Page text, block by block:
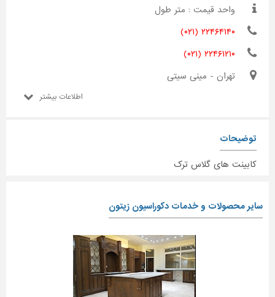
واحد قیمت : متر طول
۲۲۴۶۴۱۴۰ (۰۲۱)
۲۲۴۶۱۲۱۰ (۰۲۱)
تهران - مینی سیتی
اطلاعات بیشتر
توضیحات
کابینت های گلاس ترک
سایر محصولات و خدمات دکوراسیون زیتون